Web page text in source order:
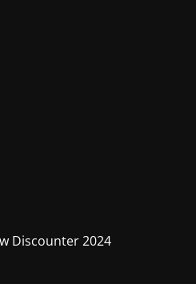
Discounter 2024